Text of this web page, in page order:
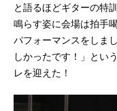
と語るほどギターの特
鳴らす姿に会場は拍手
パフォーマンスをしま
しかったです！」とい
レを迎えた！